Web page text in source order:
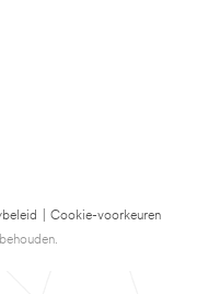
Cookie-voorkeuren